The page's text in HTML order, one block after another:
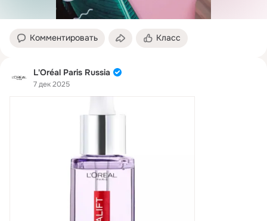
Комментировать Класс
L'Oréal Paris Russia
7 дек 2025